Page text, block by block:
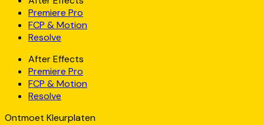
Premiere Pro
FCP & Motion
Resolve
After Effects
Premiere Pro
FCP & Motion
Resolve
Ontmoet Kleurplaten